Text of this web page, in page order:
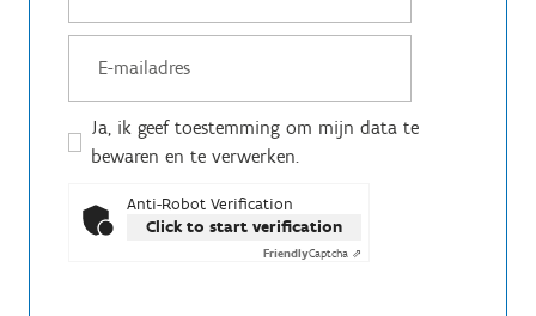
Ja, ik geef toestemming om mijn data te
bewaren en te verwerken.
Anti-Robot Verification
Click to start verification
FriendlyCaptcha ⇗